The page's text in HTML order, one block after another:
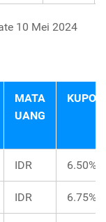
10 Mei 2024
MATA
UANG
KUPON
IDR 6.50%
IDR 6.75%